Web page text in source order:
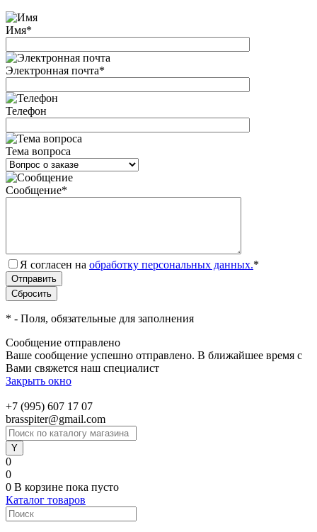
Имя*
Электронная почта*
Телефон
Тема вопроса
Сообщение*
Я согласен на обработку персональных данных.*
* - Поля, обязательные для заполнения
Сообщение отправлено
Ваше сообщение успешно отправлено. В ближайшее время с
Вами свяжется наш специалист
Закрыть окно
+7 (995) 607 17 07
brasspiter@gmail.com
0
0
0 В корзине пока пусто
Каталог товаров